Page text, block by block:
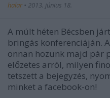
halar • 2013. június 18.
A múlt héten Bécsben
bringás konferenciáján.
onnan hozunk majd pár
előzetes arról, milyen
tetszett a bejegyzés,
minket a facebook-on!